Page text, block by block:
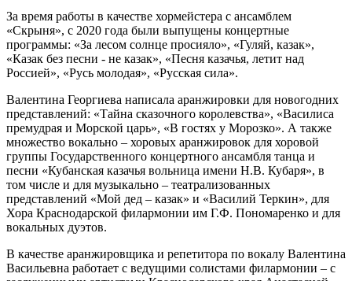
За время работы в качестве хормейстера с ансамблем
«Скрыня», с 2020 года были выпущены концертные
программы: «За лесом солнце просияло», «Гуляй, казак»,
«Казак без песни - не казак», «Песня казачья, летит над
Россией», «Русь молодая», «Русская сила».
Валентина Георгиева написала аранжировки для новогодних
представлений: «Тайна сказочного королевства», «Василиса
премудрая и Морской царь», «В гостях у Морозко». А также
множество вокально – хоровых аранжировок для хоровой
группы Государственного концертного ансамбля танца и
песни «Кубанская казачья вольница имени Н.В. Кубаря», в
том числе и для музыкально – театрализованных
представлений «Мой дед – казак» и «Василий Теркин», для
Хора Краснодарской филармонии им Г.Ф. Пономаренко и для
вокальных дуэтов.
В качестве аранжировщика и репетитора по вокалу Валентина
Васильевна работает с ведущими солистами филармонии – с